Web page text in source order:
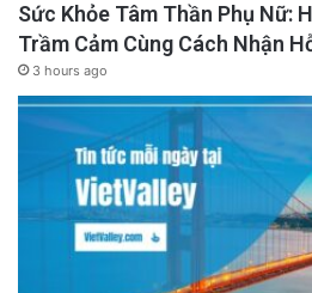
Sức Khỏe Tâm Thần Phụ Nữ:
Trầm Cảm Cùng Cách Nhận
3 hours ago